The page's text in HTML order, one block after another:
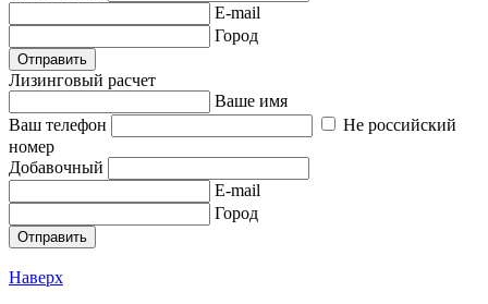
E-mail
Город
Отправить
Лизинговый расчет
Ваше имя
Ваш телефон
Не российский
номер
Добавочный
E-mail
Город
Отправить
Наверх